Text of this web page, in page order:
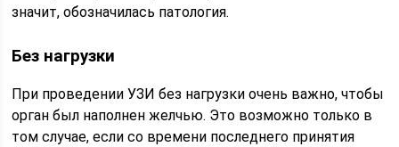
значит, обозначилась патология.
Без нагрузки
При проведении УЗИ без нагрузки очень важно, чтобы
орган был наполнен желчью. Это возможно только в
том случае, если со времени последнего принятия